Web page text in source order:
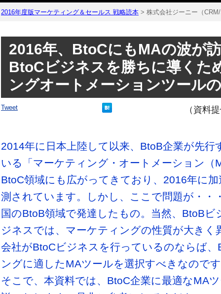
2016年度版 マーケティング＆セールス 戦略読本 > 株式会社ジーニー（
2016年、BtoCにもMAの波が
BtoCビジネスを勝ちに導くた
ングオートメーションツール
Tweet （資料
2014年に日本上陸して以来、BtoB企業が先行
いる「マーケティング・オートメーション（
BtoC領域にも広がってきており、2016年に
測されています。しかし、ここで問題が・・
国のBtoB領域で発達したもの。当然、BtoB
ジネスでは、マーケティングの性質が大きく
会社がBtoCビジネスを行っているのならば
ングに適したMAツールを選択すべきなので
そこで、本資料では、BtoC企業に最適なMA